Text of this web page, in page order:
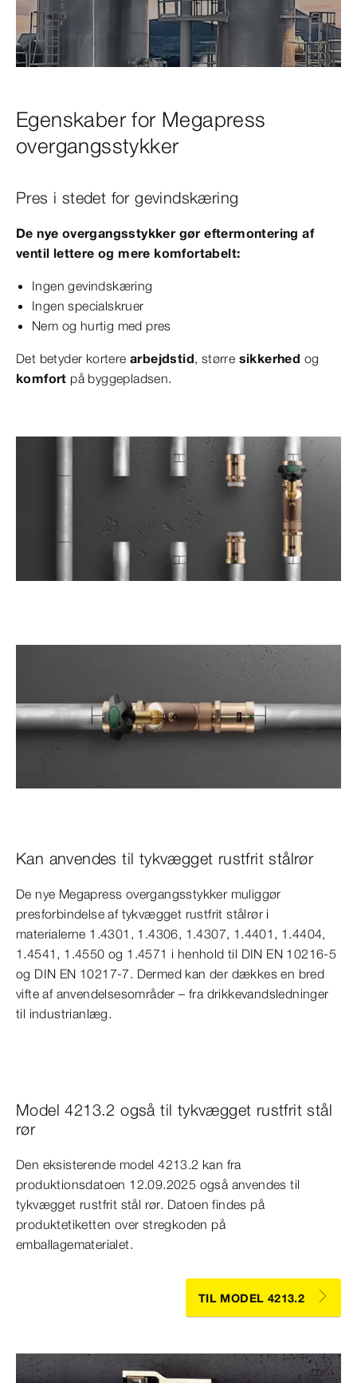
Egenskaber for Megapress
overgangsstykker
Pres i stedet for gevindskæring
De nye overgangsstykker gør eftermontering af
ventil lettere og mere komfortabelt:
Ingen gevindskæring
Ingen specialskruer
Nem og hurtig med pres
Det betyder kortere arbejdstid, større sikkerhed og
komfort på byggepladsen.
Kan anvendes til tykvægget rustfrit stålrør
De nye Megapress overgangsstykker muliggør
presforbindelse af tykvægget rustfrit stålrør i
materialerne 1.4301, 1.4306, 1.4307, 1.4401, 1.4404,
1.4541, 1.4550 og 1.4571 i henhold til DIN EN 10216-5
og DIN EN 10217-7. Dermed kan der dækkes en bred
vifte af anvendelsesområder – fra drikkevandsledninger
til industrianlæg.
Model 4213.2 også til tykvægget rustfrit stål
rør
Den eksisterende model 4213.2 kan fra
produktionsdatoen 12.09.2025 også anvendes til
tykvægget rustfrit stål rør. Datoen findes på
produktetiketten over stregkoden på
emballagematerialet.
TIL MODEL 4213.2